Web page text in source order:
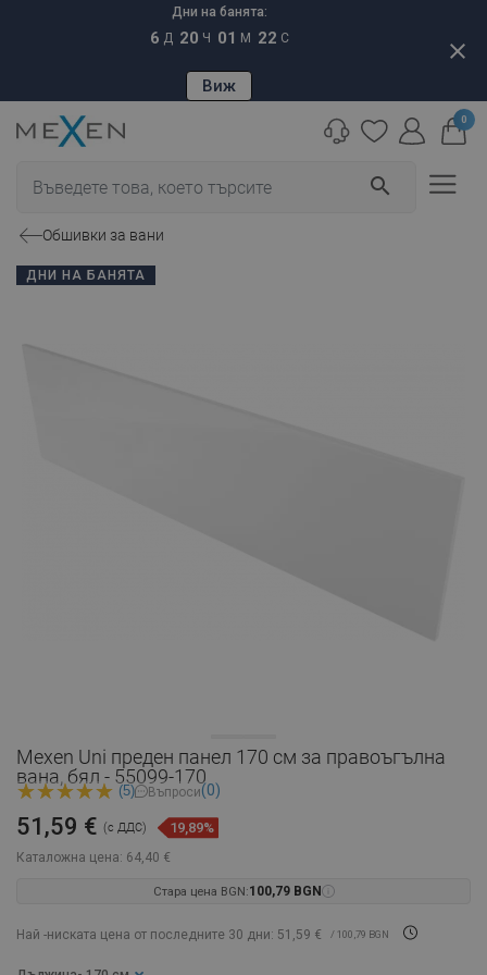
Дни на банята:
6 Д 20 Ч 01 М 21 С
Виж
close
search
0
Обшивки за вани
ДНИ НА БАНЯТА
Mexen Uni преден панел 170 см за правоъгълна
вана, бял - 55099-170
(5) Въпроси(0)
Каталожна цена: 64,40 €
51,59 € (с ДДС) 19,89%
Стара цена BGN:100,79 BGN
Най -ниската цена от последните 30 дни: 51,59 € / 100,79 BGN